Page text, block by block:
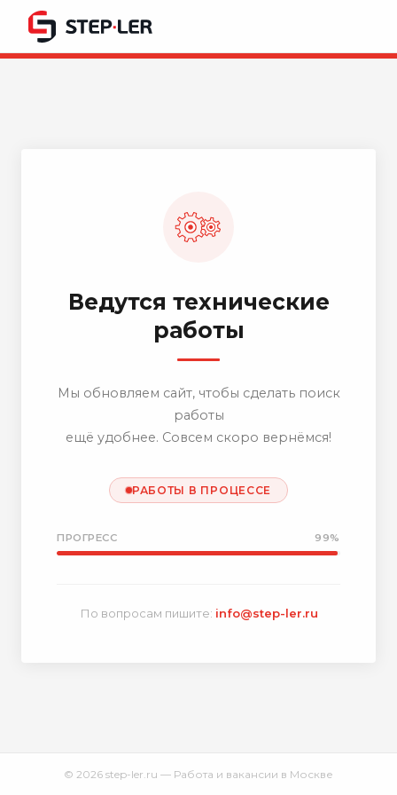
Ведутся технические
работы
Мы обновляем сайт, чтобы сделать поиск
работы
ещё удобнее. Совсем скоро вернёмся!
РАБОТЫ В ПРОЦЕССЕ
ПРОГРЕСС 99%
По вопросам пишите: info@step-ler.ru
© 2026 step-ler.ru — Работа и вакансии в Москве